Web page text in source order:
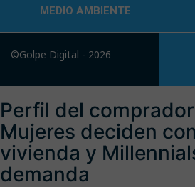
MEDIO AMBIENTE
©Golpe Digital - 2026
Perfil del
Mujeres deciden
vivienda y
demanda